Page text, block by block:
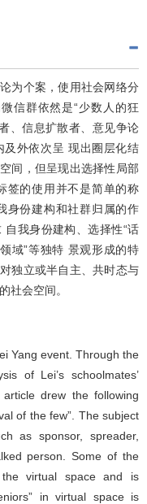
为个案，使用社会网络分
信群依然是“少数人的狂
、信息扩散者、意见争论
外依次呈 现出圈层化结
间，但呈现出选择性局部
签的使用并不是简单的称
身份建构和社群归属的作
我身份建构、选择性“话
域”等独特 景观形成的特
独立或半自主、共时态与
社会空间。
Yang event. Through the
of Lei’s schoolmates’
drew the following
of the few”. The subject
as sponsor, spreader,
person. Some of the
virtual space and is
in virtual space is